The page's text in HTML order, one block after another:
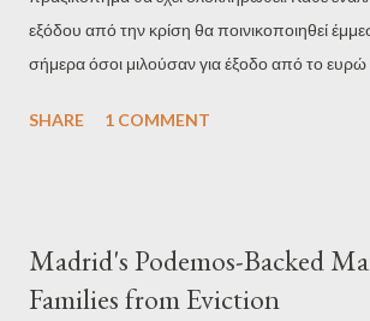
μπορούμε για τα λαϊκά συμφέροντα. " (
Πράγματι, ο δισταγμός για σύγκρουση ίσως να
εξόδου από την κρίση θα ποινικοποιηθεί
σήμερα όσοι μιλούσαν για έξοδο από το ευρώ
πανεπιστημιακοί ή πολιτικοί). Στο εξής θα
βρεθήκαμε να συζητάμε για το ευρώ και τη
ραδιοφωνικές συνεντεύξεις μαζί του πίστευα
SHARE 1 COMMENT
Madrid's Podemos-Backed
Families from Eviction